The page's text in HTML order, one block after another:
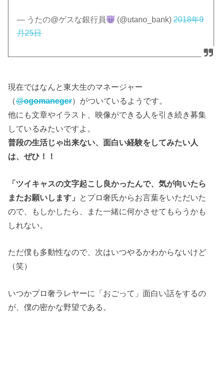
— うたの@ゲスな銀行員 (@utano_bank) 2018年9
月25日
現在ではなんと東大生のマネージャー
（@ogomaneger）がついているようです。
他にも文章やイラスト、映像ができる人を引き続き募集
しているみたいですよ。
普段の生活じゃ出来ない、面白い経験をしてみたい人
は、ぜひ！！
「ツイキャスの文字起こし良かったんで、気が向いたら
またお願いします」 とプロ奢氏からお言葉をいただいた
ので、もしかしたら、また一緒に何かさせてもらうかも
しれない。
ただ僕も多動性なので、次はいつやるかわからないけど
（笑）
いつかプロ奢ラレヤーに「おごって」面白い話をするの
が、僕の密かな野望である。